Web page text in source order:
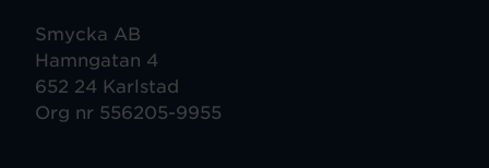
Smycka AB
Hamngatan 4
652 24 Karlstad
Org nr 556205-9955